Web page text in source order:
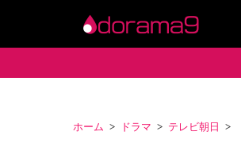
ホーム ドラマ テレビ朝日